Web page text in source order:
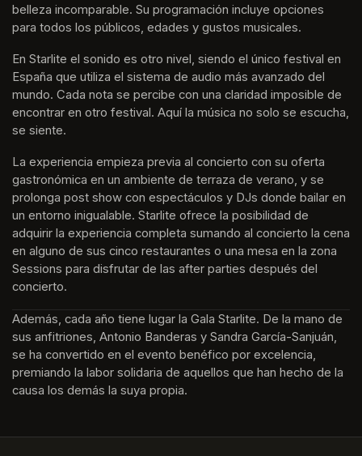
belleza incomparable. Su programación incluye opciones
para todos los públicos, edades y gustos musicales.
En Starlite el sonido es otro nivel, siendo el único festival en
España que utiliza el sistema de audio más avanzado del
mundo. Cada nota se percibe con una claridad imposible de
encontrar en otro festival. Aquí la música no solo se escucha,
se siente.
La experiencia empieza previa al concierto con su oferta
gastronómica en un ambiente de terraza de verano, y se
prolonga post show con espectáculos y DJs donde bailar en
un entorno inigualable. Starlite ofrece la posibilidad de
adquirir la experiencia completa sumando al concierto la cena
en alguno de sus cinco restaurantes o una mesa en la zona
Sessions para disfrutar de las after parties después del
concierto.
Además, cada año tiene lugar la Gala Starlite. De la mano de
sus anfitriones, Antonio Banderas y Sandra García-Sanjuán,
se ha convertido en el evento benéfico por excelencia,
premiando la labor solidaria de aquellos que han hecho de la
causa los demás la suya propia.